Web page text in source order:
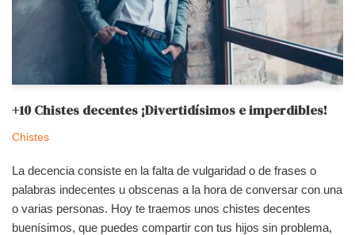
+10 Chistes decentes ¡Divertidísimos e imperdibles!
Chistes
La decencia consiste en la falta de vulgaridad o de frases o
palabras indecentes u obscenas a la hora de conversar con una
o varias personas. Hoy te traemos unos chistes decentes
buenísimos, que puedes compartir con tus hijos sin problema,